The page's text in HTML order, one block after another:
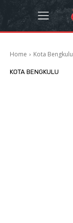
Home Kota Bengkulu
KOTA BENGKULU